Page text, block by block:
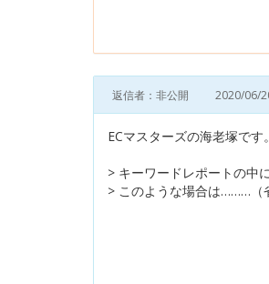
返信者：非公開 2020/06/
ECマスターズの海老塚です。
> キーワードレポートの中
> このような場合は………